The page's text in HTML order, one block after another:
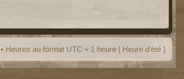
• Heures au format UTC + 1 heure [ Heure d’été ]